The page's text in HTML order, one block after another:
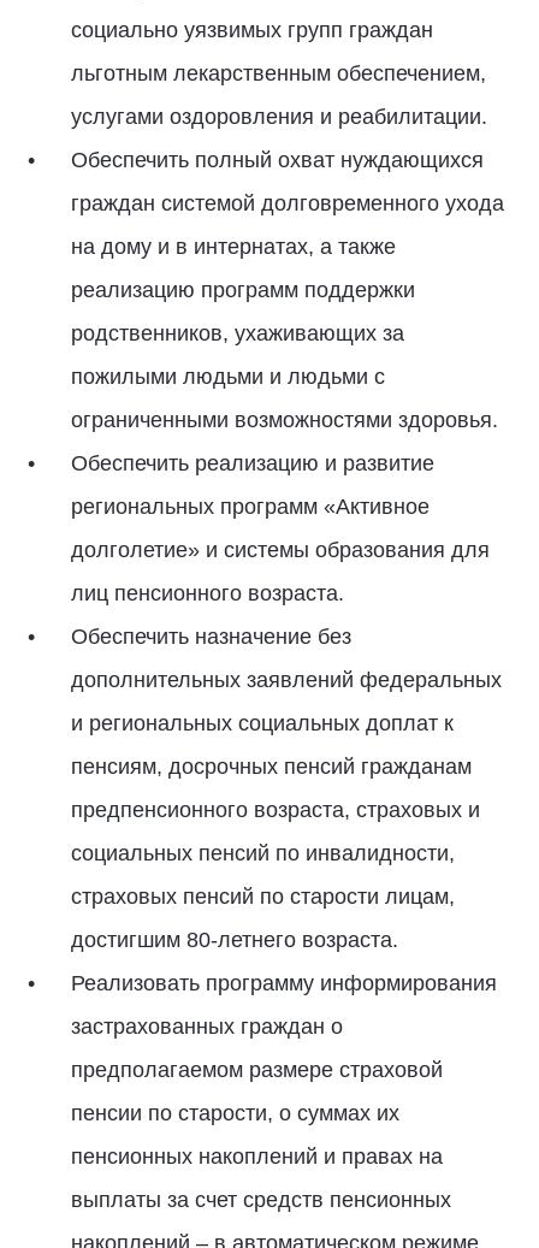
социально уязвимых групп граждан
льготным лекарственным обеспечением,
услугами оздоровления и реабилитации.
Обеспечить полный охват нуждающихся
граждан системой долговременного ухода
на дому и в интернатах, а также
реализацию программ поддержки
родственников, ухаживающих за
пожилыми людьми и людьми с
ограниченными возможностями здоровья.
Обеспечить реализацию и развитие
региональных программ «Активное
долголетие» и системы образования для
лиц пенсионного возраста.
Обеспечить назначение без
дополнительных заявлений федеральных
и региональных социальных доплат к
пенсиям, досрочных пенсий гражданам
предпенсионного возраста, страховых и
социальных пенсий по инвалидности,
страховых пенсий по старости лицам,
достигшим 80-летнего возраста.
Реализовать программу информирования
застрахованных граждан о
предполагаемом размере страховой
пенсии по старости, о суммах их
пенсионных накоплений и правах на
выплаты за счет средств пенсионных
накоплений – в автоматическом режиме.